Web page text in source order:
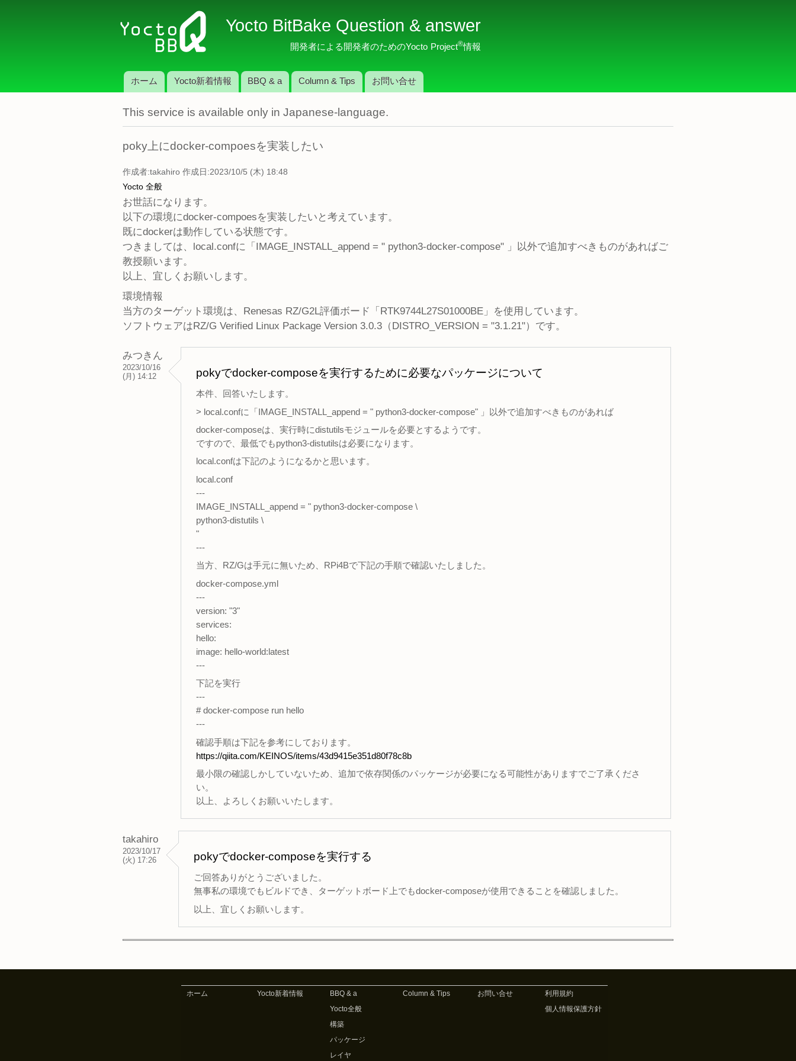
イ
コ
テ
ツ
に
Yocto BitBake Question & answer
開発者による開発者のためのYocto Project®情報
メインメニュー
ホーム Yocto新着情報 BBQ & a Column & Tips お問い合せ
This service is available only in Japanese-language.
poky上にdocker-compoesを実装したい
作成者:takahiro 作成日:2023/10/5 (木) 18:48
Yocto 全般
お世話になります。
以下の環境にdocker-compoesを実装したいと考えています。
既にdockerは動作している状態です。
つきましては、local.confに「IMAGE_INSTALL_append = " python3-docker-compose" 」以外で追加すべきものがあればご
教授願います。
以上、宜しくお願いします。
環境情報
当方のターゲット環境は、Renesas RZ/G2L評価ボード「RTK9744L27S01000BE」を使用しています。
ソフトウェアはRZ/G Verified Linux Package Version 3.0.3（DISTRO_VERSION = "3.1.21"）です。
みつきん
2023/10/16
(月) 14:12
pokyでdocker-composeを実行するために必要なパッケージについて
本件、回答いたします。
> local.confに「IMAGE_INSTALL_append = " python3-docker-compose" 」以外で追加すべきものがあれば
docker-composeは、実行時にdistutilsモジュールを必要とするようです。
ですので、最低でもpython3-distutilsは必要になります。
local.confは下記のようになるかと思います。
local.conf
---
IMAGE_INSTALL_append = " python3-docker-compose \
python3-distutils \
"
---
当方、RZ/Gは手元に無いため、RPi4Bで下記の手順で確認いたしました。
docker-compose.yml
---
version: "3"
services:
hello:
image: hello-world:latest
---
下記を実行
---
# docker-compose run hello
---
確認手順は下記を参考にしております。
https://qiita.com/KEINOS/items/43d9415e351d80f78c8b
最小限の確認しかしていないため、追加で依存関係のパッケージが必要になる可能性がありますでご了承くださ
い。
以上、よろしくお願いいたします。
takahiro
2023/10/17
(火) 17:26
pokyでdocker-composeを実行する
ご回答ありがとうございました。
無事私の環境でもビルドでき、ターゲットボード上でもdocker-composeが使用できることを確認しました。
以上、宜しくお願いします。
ホーム Yocto新着情報 BBQ & a Column & Tips お問い合せ
利用規約
Yocto全般
個人情報保護方針
構築
パッケージ
レイヤ